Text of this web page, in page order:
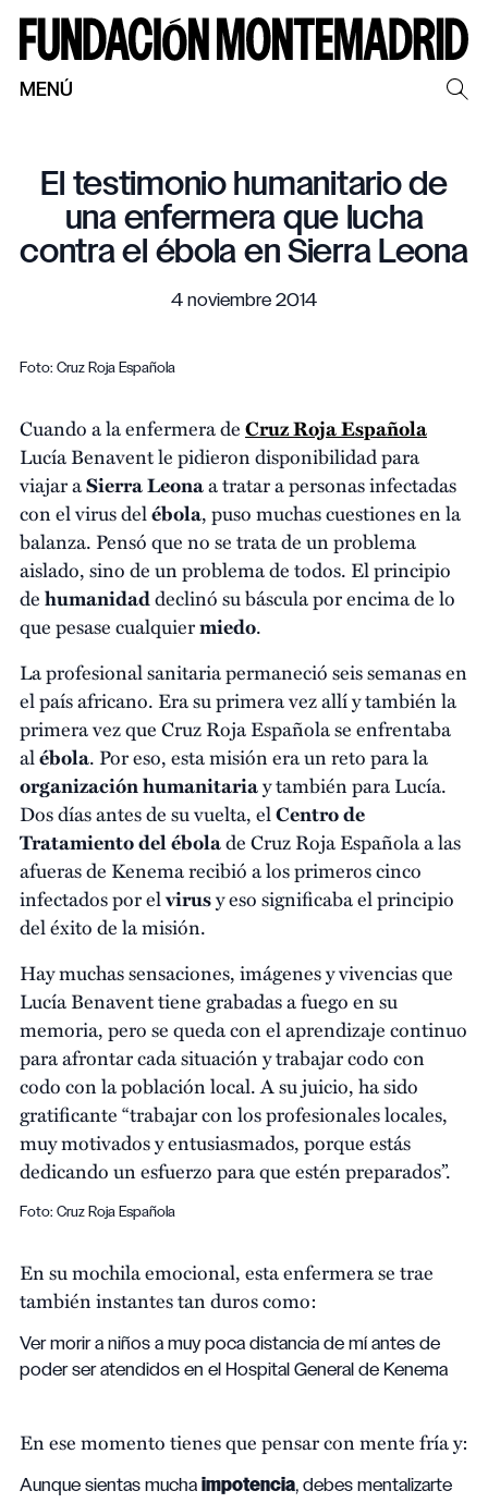
MENÚ
El testimonio humanitario de
una enfermera que lucha
contra el ébola en Sierra Leona
4 noviembre 2014
Foto: Cruz Roja Española
Cuando a la enfermera deCruz Roja Española
Lucía Benavent le pidieron disponibilidad para
viajar aSierra Leonaa tratar a personas infectadas
con el virus delébola, puso muchas cuestiones en la
balanza. Pensó que no se trata de un problema
aislado, sino de un problema de todos. El principio
dehumanidaddeclinó su báscula por encima de lo
que pesase cualquiermiedo.
La profesional sanitaria permaneció seis semanas en
el país africano. Era su primera vez allí y también la
primera vez que Cruz Roja Española se enfrentaba
alébola. Por eso, esta misión era un reto para la
organización humanitariay también para Lucía.
Dos días antes de su vuelta, elCentro de
Tratamiento del ébolade Cruz Roja Española a las
afueras de Kenema recibió a los primeros cinco
infectados por elvirusy eso significaba el principio
del éxito de la misión.
Hay muchas sensaciones, imágenes y vivencias que
Lucía Benavent tiene grabadas a fuego en su
memoria, pero se queda con el aprendizaje continuo
para afrontar cada situación y trabajar codo con
codo con la población local. A su juicio, ha sido
gratificante “trabajar con los profesionales locales,
muy motivados y entusiasmados, porque estás
dedicando un esfuerzo para que estén preparados”.
Foto: Cruz Roja Española
En su mochila emocional, esta enfermera se trae
también instantes tan duros como:
Ver morir a niños a muy poca distancia de mí antes de
poder ser atendidos en el Hospital General de Kenema
En ese momento tienes que pensar con mente fría y:
Aunque sientas mucha impotencia, debes mentalizarte